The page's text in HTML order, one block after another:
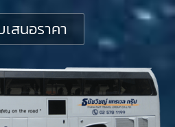
เสนอราคา